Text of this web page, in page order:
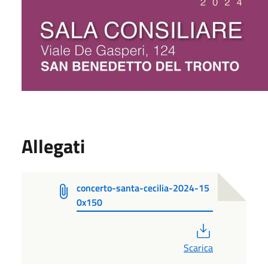
Allegati
concerto-santa-cecilia-2024-15
0x150
Scarica